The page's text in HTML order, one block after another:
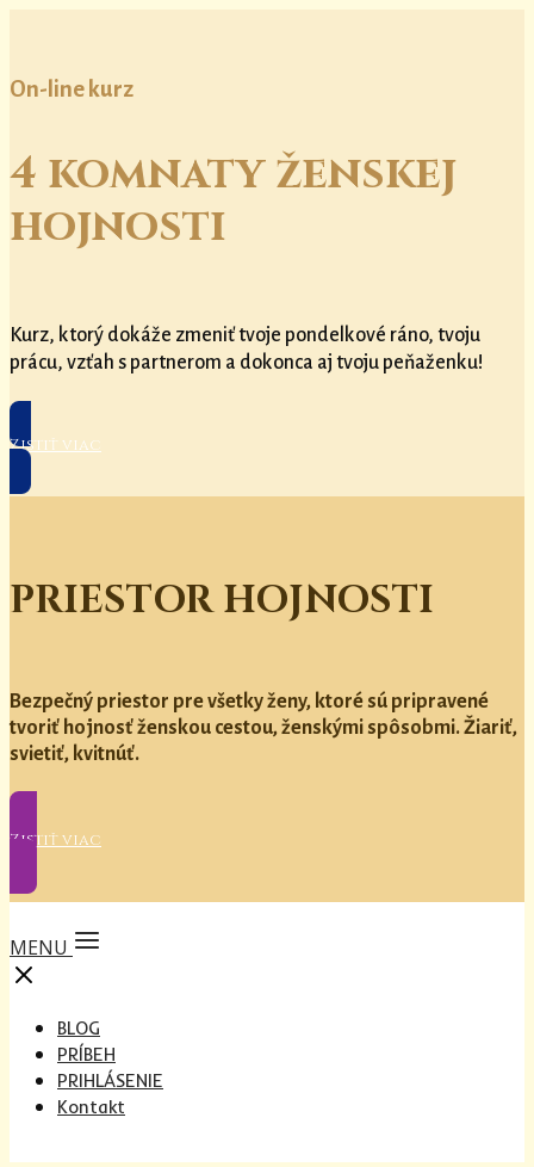
On-line kurz
4 komnaty ženskej
hojnosti
Kurz, ktorý dokáže zmeniť tvoje pondelkové ráno, tvoju
prácu, vzťah s partnerom a dokonca aj tvoju peňaženku!
Zistiť viac
PRIESTOR HOJNOSTI
Bezpečný priestor pre všetky ženy, ktoré sú pripravené
tvoriť hojnosť ženskou cestou, ženskými spôsobmi. Žiariť,
svietiť, kvitnúť.
Zistiť viac
MENU
BLOG
PRÍBEH
PRIHLÁSENIE
Kontakt